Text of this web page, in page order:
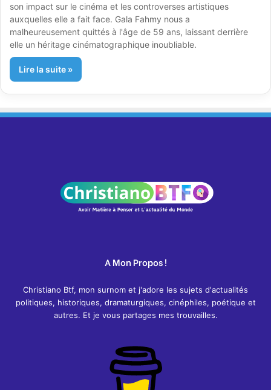
son impact sur le cinéma et les controverses artistiques
auxquelles elle a fait face. Gala Fahmy nous a
malheureusement quittés à l'âge de 59 ans, laissant derrière
elle un héritage cinématographique inoubliable.
Lire la suite »
A Mon Propos !
Christiano Btf, mon surnom et j'adore les sujets d'actualités
politiques, historiques, dramaturgiques, cinéphiles, poétique et
autres. Et je vous partages mes trouvailles.